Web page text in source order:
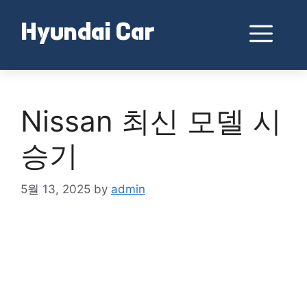
contentHyundai Car
Nissan 최신 모델 시
승기
5월 13, 2025 by admin